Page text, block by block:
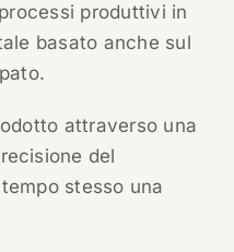
produttivi in
basato anche sul
attraverso una
del
stesso una